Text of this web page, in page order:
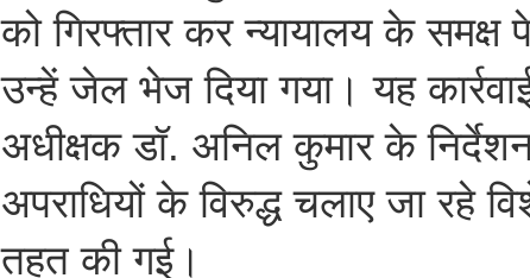
को गिरफ्तार कर न्यायालय के समक्ष
उन्हें जेल भेज दिया गया। यह
अधीक्षक डॉ. अनिल कुमार के
अपराधियों के विरुद्ध चलाए जा रहे
तहत की गई।